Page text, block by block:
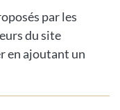
par les
du site
en ajoutant un